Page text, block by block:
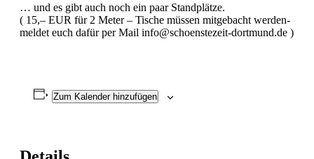
… und es gibt auch noch ein paar Standplätze.
( 15,– EUR für 2 Meter – Tische müssen mitgebacht werden-
meldet euch dafür per Mail info@schoenstezeit-dortmund.de )
Zum Kalender hinzufügen